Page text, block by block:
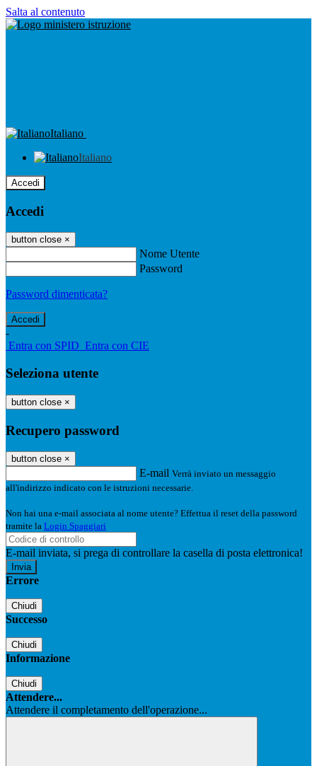
Salta al contenuto
Italiano
Italiano
Accedi
Accedi
button close ×
Nome Utente
Password
Password dimenticata?
-
Entra con SPID Entra con CIE
Seleziona utente
button close ×
Recupero password
button close ×
E-mail Verrà inviato un messaggio
all'indirizzo indicato con le istruzioni necessarie.
Non hai una e-mail associata al nome utente? Effettua il reset della password
tramite la Login Spaggiari
E-mail inviata, si prega di controllare la casella di posta elettronica!
Errore
Chiudi
Successo
Chiudi
Informazione
Chiudi
Attendere...
Attendere il completamento dell'operazione...